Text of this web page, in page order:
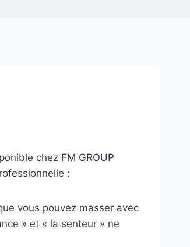
chez FM GROUP
:
vous pouvez masser avec
» et « la senteur » ne